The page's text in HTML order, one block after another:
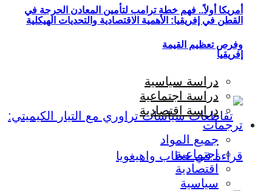
أمريكا أولاً.. فهم خطة ترامب لتأمين المعادن الحرجة في
إفريقيا
القطن في إفريقيا: الأهمية الاقتصادية والتحديات الهيكلية
وفرص تعظيم القيمة
دراسة سياسية
دراسة اجتماعية
دراسة اقتصادية
ترجمات
جميع المواد
اجتماعية
اقتصادية
سياسية